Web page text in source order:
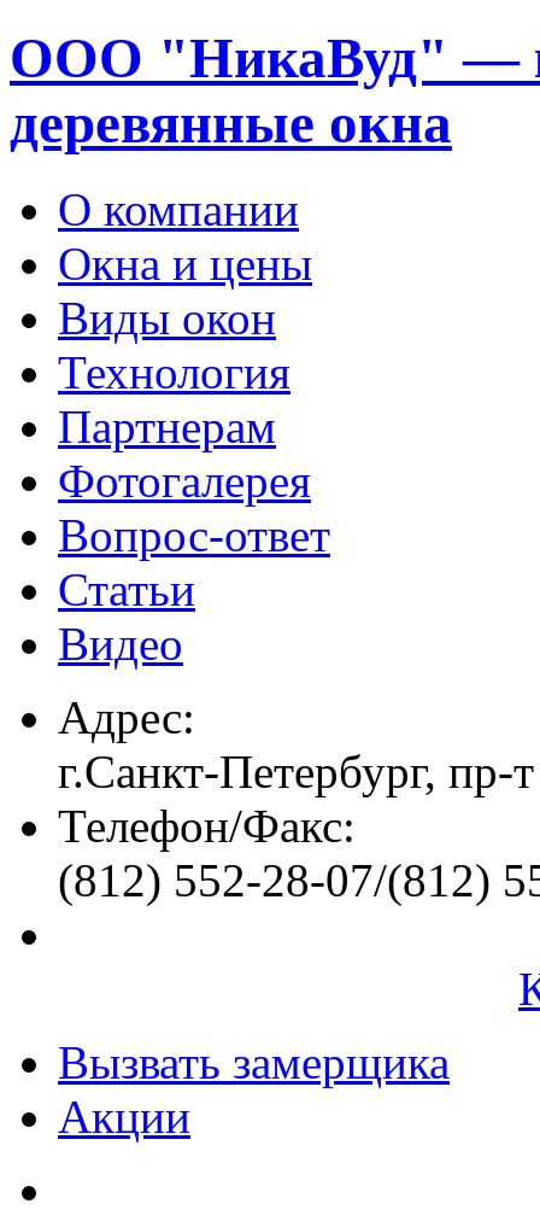
ООО "НикаВуд" —
деревянные окна
О компании
Окна и цены
Виды окон
Технология
Партнерам
Фотогалерея
Вопрос-ответ
Статьи
Видео
Адрес:
г.Санкт-Петербург, пр-
Телефон/Факс:
(812) 552-28-07/(812)
Вызвать замерщика
Акции